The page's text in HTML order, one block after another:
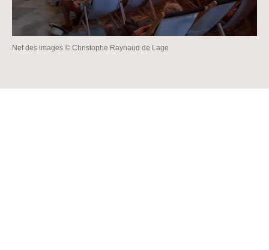
Nef des images © Christophe Raynaud de Lage